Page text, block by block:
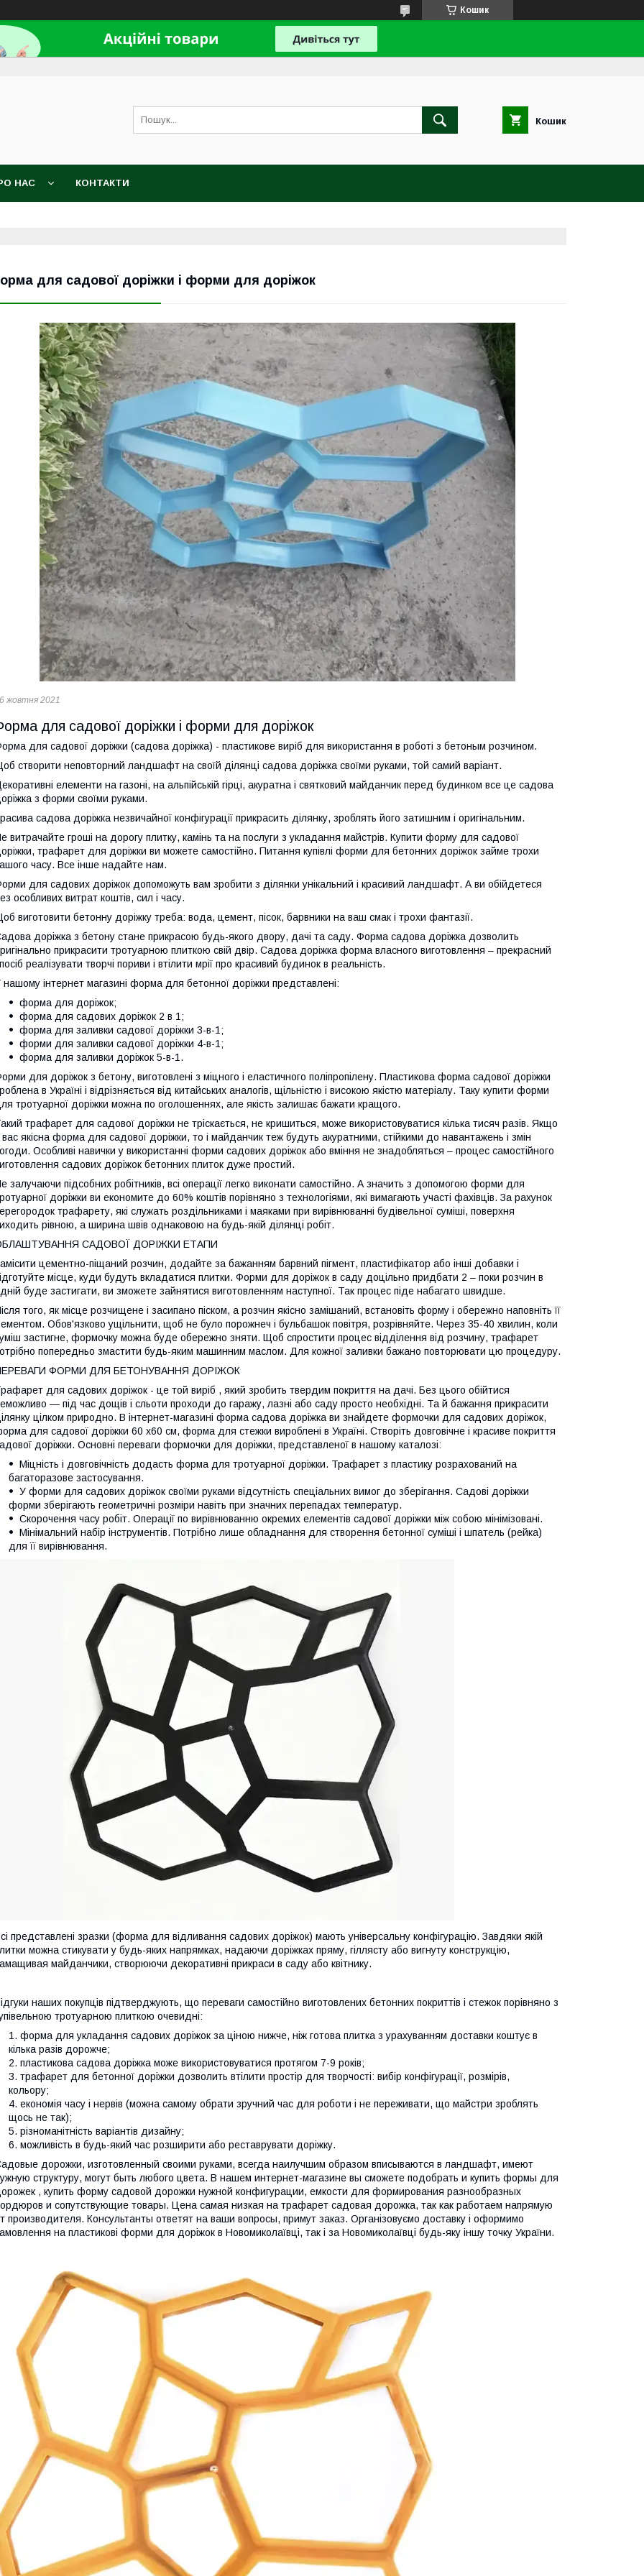
Кошик
Кошик
НАС КОНТАКТИ
для садової доріжки і форми для доріжок
жовтня 2021
для садової доріжки і форми для доріжок
для садової доріжки (садова доріжка) - пластикове виріб для використання в роботі з бетоным розчином.
створити неповторний ландшафт на своїй ділянці садова доріжка своїми руками, той самий варіант.
елементи на газоні, на альпійській гірці, акуратна і святковий майданчик перед будинком все це садова
з форми своїми руками.
садова доріжка незвичайної конфігурації прикрасить ділянку, зроблять його затишним і оригінальним.
витрачайте гроші на дорогу плитку, камінь та на послуги з укладання майстрів. Купити форму для садової
трафарет для доріжки ви можете самостійно. Питання купівлі форми для бетонних доріжок займе трохи
часу. Все інше надайте нам.
для садових доріжок допоможуть вам зробити з ділянки унікальний і красивий ландшафт. А ви обійдетеся
особливих витрат коштів, сил і часу.
виготовити бетонну доріжку треба: вода, цемент, пісок, барвники на ваш смак і трохи фантазії.
доріжка з бетону стане прикрасою будь-якого двору, дачі та саду. Форма садова доріжка дозволить
прикрасити тротуарною плиткою свій двір. Садова доріжка форма власного виготовлення – прекрасний
реалізувати творчі пориви і втілити мрії про красивий будинок в реальність.
нашому інтернет магазині форма для бетонної доріжки представлені:
форма для доріжок;
форма для садових доріжок 2 в 1;
форма для заливки садової доріжки 3-в-1;
форми для заливки садової доріжки 4-в-1;
форма для заливки доріжок 5-в-1.
для доріжок з бетону, виготовлені з міцного і еластичного поліпропілену. Пластикова форма садової доріжки
в Україні і відрізняється від китайських аналогів, щільністю і високою якістю матеріалу. Таку купити форми
тротуарної доріжки можна по оголошеннях, але якість залишає бажати кращого.
трафарет для садової доріжки не тріскається, не кришиться, може використовуватися кілька тисяч разів. Якщо
вас якісна форма для садової доріжки, то і майданчик теж будуть акуратними, стійкими до навантажень і змін
Особливі навички у використанні форми садових доріжок або вміння не знадобляться – процес самостійного
садових доріжок бетонних плиток дуже простий.
залучаючи підсобних робітників, всі операції легко виконати самостійно. А значить з допомогою форми для
доріжки ви економите до 60% коштів порівняно з технологіями, які вимагають участі фахівців. За рахунок
трафарету, які служать роздільниками і маяками при вирівнюванні будівельної суміші, поверхня
рівною, а ширина швів однаковою на будь-якій ділянці робіт.
САДОВОЇ ДОРІЖКИ ЕТАПИ
цементно-піщаний розчин, додайте за бажанням барвний пігмент, пластифікатор або інші добавки і
місце, куди будуть вкладатися плитки. Форми для доріжок в саду доцільно придбати 2 – поки розчин в
буде застигати, ви зможете зайнятися виготовленням наступної. Так процес піде набагато швидше.
того, як місце розчищене і засипано піском, а розчин якісно замішаний, встановіть форму і обережно наповніть її
Обов'язково ущільнити, щоб не було порожнеч і бульбашок повітря, розрівняйте. Через 35-40 хвилин, коли
застигне, формочку можна буде обережно зняти. Щоб спростити процес відділення від розчину, трафарет
попередньо змастити будь-яким машинним маслом. Для кожної заливки бажано повторювати цю процедуру.
ФОРМИ ДЛЯ БЕТОНУВАННЯ ДОРІЖОК
для садових доріжок - це той виріб , який зробить твердим покриття на дачі. Без цього обійтися
— під час дощів і сльоти проходи до гаражу, лазні або саду просто необхідні. Та й бажання прикрасити
цілком природно. В інтернет-магазині форма садова доріжка ви знайдете формочки для садових доріжок,
для садової доріжки 60 х60 см, форма для стежки вироблені в Україні. Створіть довговічне і красиве покриття
доріжки. Основні переваги формочки для доріжки, представленої в нашому каталозі:
Міцність і довговічність додасть форма для тротуарної доріжки. Трафарет з пластику розрахований на
багаторазове застосування.
У форми для садових доріжок своїми руками відсутність спеціальних вимог до зберігання. Садові доріжки
форми зберігають геометричні розміри навіть при значних перепадах температур.
Скорочення часу робіт. Операції по вирівнюванню окремих елементів садової доріжки між собою мінімізовані.
Мінімальний набір інструментів. Потрібно лише обладнання для створення бетонної суміші і шпатель (рейка)
для її вирівнювання.
представлені зразки (форма для відливання садових доріжок) мають універсальну конфігурацію. Завдяки якій
можна стикувати у будь-яких напрямках, надаючи доріжках пряму, гіллясту або вигнуту конструкцію,
майданчики, створюючи декоративні прикраси в саду або квітнику.
наших покупців підтверджують, що переваги самостійно виготовлених бетонних покриттів і стежок порівняно з
тротуарною плиткою очевидні:
форма для укладання садових доріжок за ціною нижче, ніж готова плитка з урахуванням доставки коштує в
кілька разів дорожче;
пластикова садова доріжка може використовуватися протягом 7-9 років;
трафарет для бетонної доріжки дозволить втілити простір для творчості: вибір конфігурації, розмірів,
кольору;
економія часу і нервів (можна самому обрати зручний час для роботи і не переживати, що майстри зроблять
щось не так);
різноманітність варіантів дизайну;
можливість в будь-який час розширити або реставрувати доріжку.
дорожки, изготовленный своими руками, всегда наилучшим образом вписываются в ландшафт, имеют
структуру, могут быть любого цвета. В нашем интернет-магазине вы сможете подобрать и купить формы для
, купить форму садовой дорожки нужной конфигурации, емкости для формирования разнообразных
и сопутствующие товары. Цена самая низкая на трафарет садовая дорожка, так как работаем напрямую
производителя. Консультанты ответят на ваши вопросы, примут заказ. Організовуємо доставку і оформимо
на пластикові форми для доріжок в Новомиколаївці, так і за Новомиколаївці будь-яку іншу точку України.